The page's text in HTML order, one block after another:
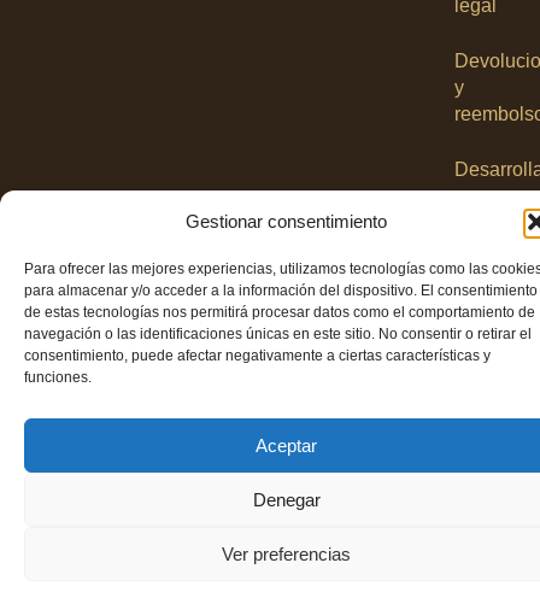
Gestionar consentimiento
Para ofrecer las mejores experiencias, utilizamos tecnologías como las
para almacenar y/o acceder a la información del dispositivo. El consentimiento
de estas tecnologías nos permitirá procesar datos como el comportamiento de
navegación o las identificaciones únicas en este sitio. No consentir o retirar el
consentimiento, puede afectar negativamente a ciertas características y
funciones.
Aceptar
Denegar
Ver preferencias
legal
y
por
Prowisio